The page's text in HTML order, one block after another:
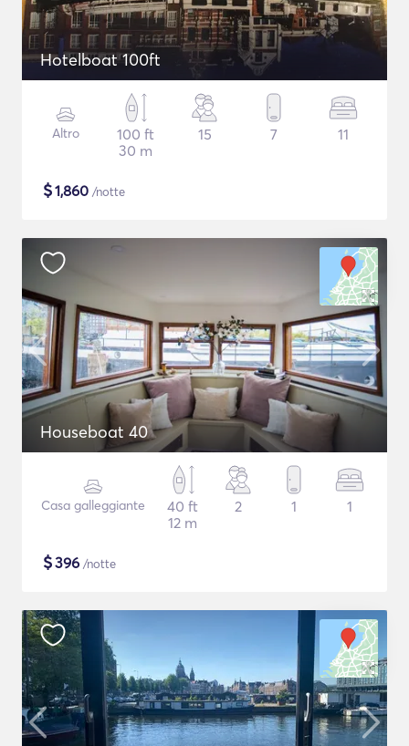
Hotelboat 100ft
Altro
100 ft
30 m
15 7 11
$1,860 /notte
Houseboat 40
Casa galleggiante
40 ft
12 m
2 1 1
$396 /notte